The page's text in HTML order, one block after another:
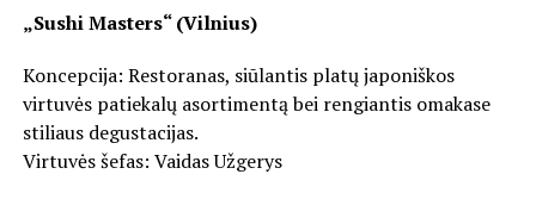
„Sushi Masters“ (Vilnius)
Koncepcija: Restoranas, siūlantis platų japoniškos
virtuvės patiekalų asortimentą bei rengiantis omakase
stiliaus degustacijas.
Virtuvės šefas: Vaidas Užgerys